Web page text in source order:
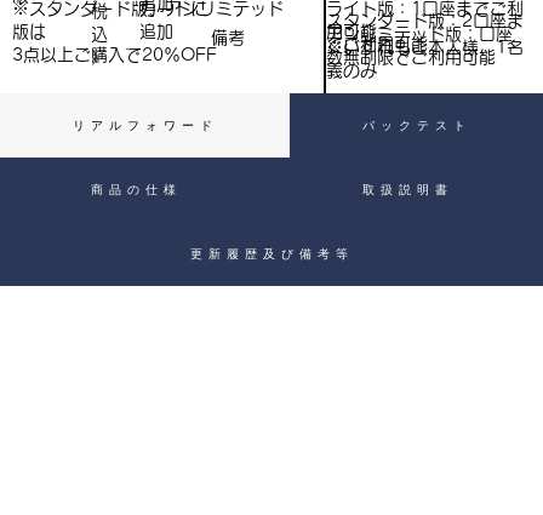
込
）
追加
税
込
）
​カートに
追加
備考
ライト版：1口座までご利
用可能
スタンダード版：2口座ま
でご利用可能
アンリミテッド版：口座
数無制限でご利用可能
※いずれもご本人様、1名
義のみ
※スタンダード版、アンリミテッド
版は
3点以上ご購入で​20％OFF
リアルフォワード バックテスト
商品の仕様 取扱説明書
更新履歴及び備考等